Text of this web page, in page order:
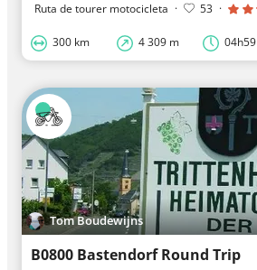
Ruta de tourer motocicleta · 53 ·
300 km 4 309 m 04h59
Tom Boudewijns
B0800 Bastendorf Round Trip